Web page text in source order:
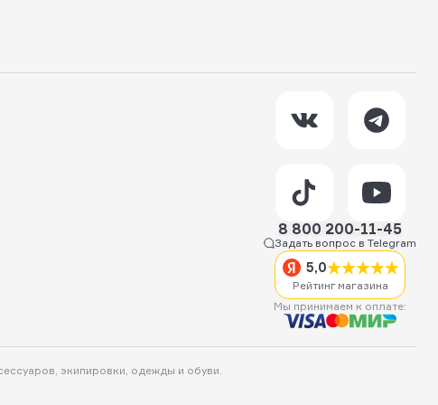
8 800 200-11-45
Задать вопрос в Telegram
5,0
Рейтинг магазина
Мы принимаем к оплате:
экипировки, одежды и обуви.